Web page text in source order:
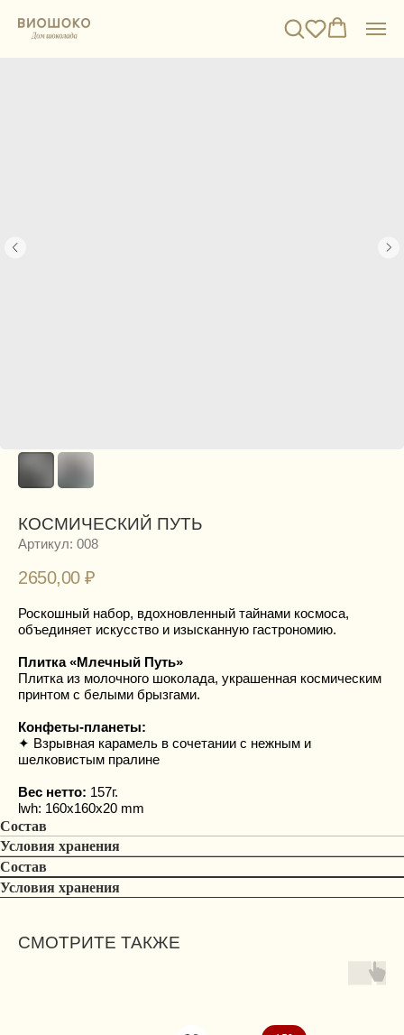
КОСМИЧЕСКИЙ ПУТЬ
Артикул: 008
2650,00 ₽
Роскошный набор, вдохновленный тайнами космоса,
объединяет искусство и изысканную гастрономию.
Плитка «Млечный Путь»
Плитка из молочного шоколада, украшенная космическим
принтом с белыми брызгами.
Конфеты-планеты:
✦ Взрывная карамель в сочетании с нежным и
шелковистым пралине
Вес нетто: 157г.
lwh: 160x160x20 mm
Состав
Условия хранения
Состав
Условия хранения
СМОТРИТЕ ТАКЖЕ